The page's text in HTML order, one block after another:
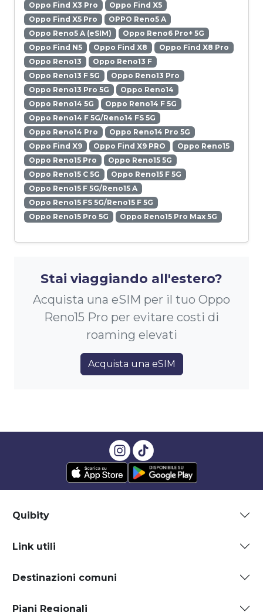
Oppo Find X3 Pro
Oppo Find X5
Oppo Find X5 Pro
OPPO Reno5 A
Oppo Reno5 A (eSIM)
Oppo Reno6 Pro+ 5G
Oppo Find N5
Oppo Find X8
Oppo Find X8 Pro
Oppo Reno13
Oppo Reno13 F
Oppo Reno13 F 5G
Oppo Reno13 Pro
Oppo Reno13 Pro 5G
Oppo Reno14
Oppo Reno14 5G
Oppo Reno14 F 5G
Oppo Reno14 F 5G/Reno14 FS 5G
Oppo Reno14 Pro
Oppo Reno14 Pro 5G
Oppo Find X9
Oppo Find X9 PRO
Oppo Reno15
Oppo Reno15 Pro
Oppo Reno15 5G
Oppo Reno15 C 5G
Oppo Reno15 F 5G
Oppo Reno15 F 5G/Reno15 A
Oppo Reno15 FS 5G/Reno15 F 5G
Oppo Reno15 Pro 5G
Oppo Reno15 Pro Max 5G
Stai viaggiando all'estero?
Acquista una eSIM per il tuo Oppo
Reno15 Pro per evitare costi di
roaming elevati
Acquista una eSIM
Quibity
Link utili
Destinazioni comuni
Piani Regionali